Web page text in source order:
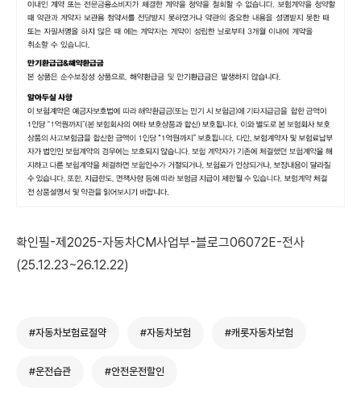
확인필-제2025-자동차CM사업부-블로그06072E-전사
(25.12.23~26.12.22)
#자동차보험료절약 #자동차보험 #캐롯자동차보험
#운전습관 #안전운전할인